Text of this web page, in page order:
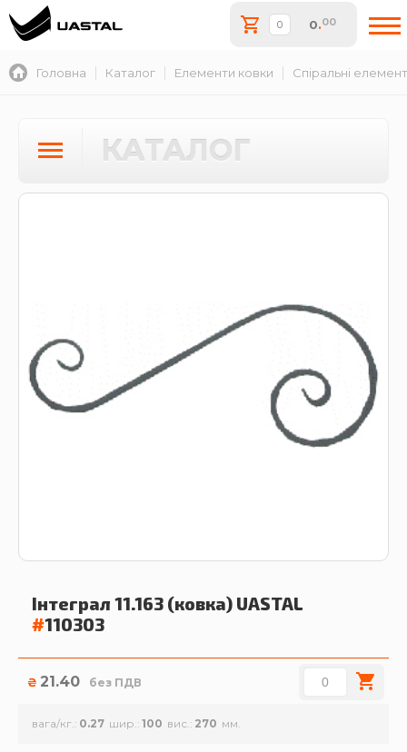
0.00
Головна Каталог Елементи ковки Спіральні
КАТАЛОГ
Інтеграл 11.163 (ковка) UASTAL
#110303
₴ 21.40 без ПДВ
вага/кг. 0.27 шир. 100 вис. 270